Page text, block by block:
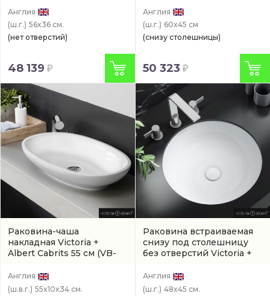
UB-KAL-56-IO)
Англия
(ш.г.) 56x36 см.
(нет отверстий)
48 139
KAA-60-IO)
Англия
(ш.г.) 60x45 см
(снизу столешницы)
50 323
Раковина-чаша
накладная Victoria +
Albert Cabrits 55 см (VB-
Англия
(ш.в.г.) 55x10x34 см.
Раковина встраиваемая
снизу под столешницу
без отверстий Victoria +
(артикул UB-KAA-48-IO)
Англия
(ш.г.) 48x45 см.